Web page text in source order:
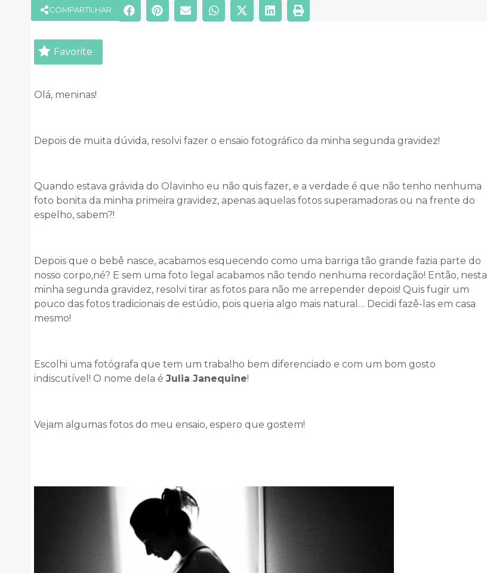
COMPARTILHAR
Favorite
Olá, meninas!
Depois de muita dúvida, resolvi fazer o ensaio fotográfico da minha segunda gravidez!
Quando estava grávida do Olavinho eu não quis fazer, e a verdade é que não tenho nenhuma
foto bonita da minha primeira gravidez, apenas aquelas fotos superamadoras ou na frente do
espelho, sabem?!
Depois que o bebê nasce, acabamos esquecendo como uma barriga tão grande fazia parte do
nosso corpo,né? E sem uma foto legal acabamos não tendo nenhuma recordação! Então, nesta
minha segunda gravidez, resolvi tirar as fotos para não me arrepender depois! Quis fugir um
pouco das fotos tradicionais de estúdio, pois queria algo mais natural… Decidi fazê-las em casa
mesmo!
Escolhi uma fotógrafa que tem um trabalho bem diferenciado e com um bom gosto
indiscutível! O nome dela é Julia Janequine!
Vejam algumas fotos do meu ensaio, espero que gostem!